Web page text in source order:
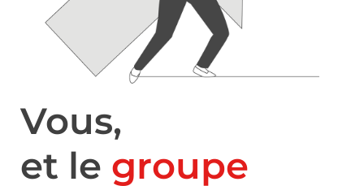
Vous,
et le groupe